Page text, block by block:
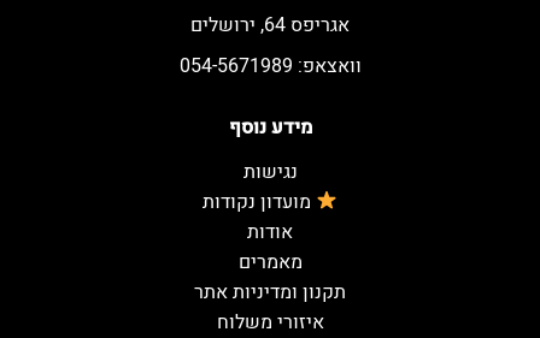
מידע נוסף
נגישות
מועדון נקודות
אודות
מאמרים
תקנון ומדיניות אתר
איזורי משלוח
אגריפס 64, ירושלים
וואצאפ: 054-5671989